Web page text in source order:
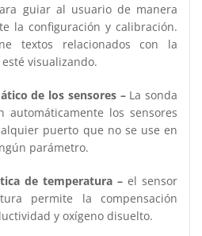
guiar al usuario de manera
la configuración y calibración.
textos relacionados con la
visualizando.
de los sensores –La sonda
automáticamente los sensores
puerto que no se use en
parámetro.
de temperatura – el sensor
permite la compensación
y oxígeno disuelto.